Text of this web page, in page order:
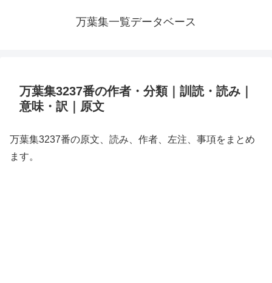
万葉集一覧データベース
万葉集3237番の作者・分類｜訓読・読み｜
意味・訳｜原文
万葉集3237番の原文、読み、作者、左注、事項をまとめ
ます。